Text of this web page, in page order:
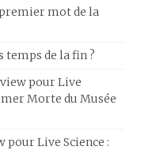
mot de la
temps de la fin ?
pour Live
Morte du Musée
pour Live Science :